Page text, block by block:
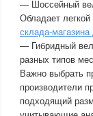
— Шоссейный
Обладает
склада-
— Гибридный
разных типов
Важно выбрать
производители
подходящий